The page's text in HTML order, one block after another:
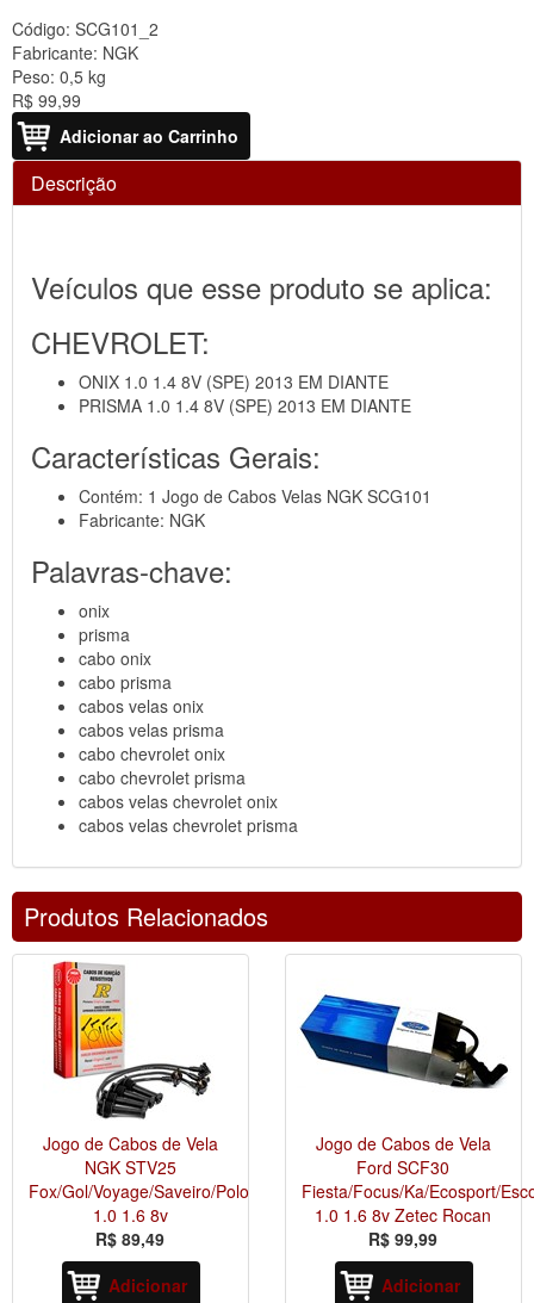
Código: SCG101_2
Fabricante: NGK
Peso: 0,5 kg
R$ 99,99
Adicionar ao Carrinho
Descrição
Veículos que esse produto se aplica:
CHEVROLET:
ONIX 1.0 1.4 8V (SPE) 2013 EM DIANTE
PRISMA 1.0 1.4 8V (SPE) 2013 EM DIANTE
Características Gerais:
Contém: 1 Jogo de Cabos Velas NGK SCG101
Fabricante: NGK
Palavras-chave:
onix
prisma
cabo onix
cabo prisma
cabos velas onix
cabos velas prisma
cabo chevrolet onix
cabo chevrolet prisma
cabos velas chevrolet onix
cabos velas chevrolet prisma
Produtos Relacionados
Jogo de Cabos de Vela
NGK STV25
Fox/Gol/Voyage/Saveiro/Polo
1.0 1.6 8v
R$ 89,49
Adicionar
Jogo de Cabos de Vela
Ford SCF30
Fiesta/Focus/Ka/Ecosport/
1.0 1.6 8v Zetec Rocan
R$ 99,99
Adicionar